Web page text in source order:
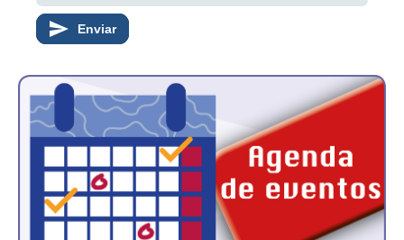
ASSOCIE-SE
NÚCLEO JOVEM
Enviar